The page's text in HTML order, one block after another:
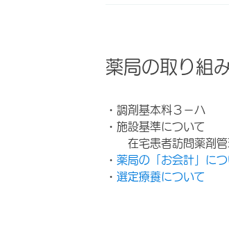
薬局の取り組
・調剤基本料３－ハ
・施設基準について
在宅患者訪問薬剤
・ 薬局の「お会計」につ
・ 選定療養について